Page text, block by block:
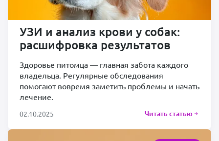
УЗИ и анализ крови у собак:
расшифровка результатов
Здоровье питомца — главная забота каждого
владельца. Регулярные обследования
помогают вовремя заметить проблемы и начать
лечение.
02.10.2025 Читать статью